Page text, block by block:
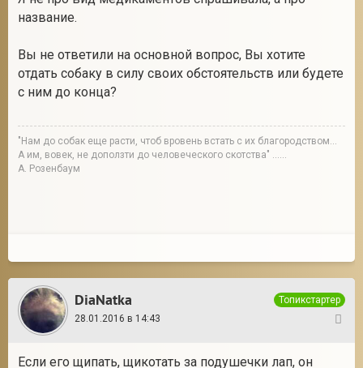
название.
Вы не ответили на основной вопрос, Вы хотите
отдать собаку в силу своих обстоятельств или будете
с ним до конца?
"Нам до собак еще расти, чтоб вровень встать с их благородством...
А им, вовек, не доползти до человеческого скотства" ......
А. Розенбаум
DiaNatka
Топикстартер
28.01.2016 в 14:43
Если его щипать, щикотать за подушечки лап, он